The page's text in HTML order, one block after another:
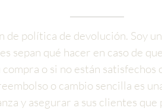
de política de devolución. Soy
sepan qué hacer en caso de
o si no están satisfechos
o cambio sencilla es
y asegurar a sus clientes